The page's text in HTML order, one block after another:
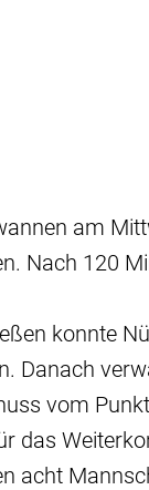
am
Nach 120
konnte
Danach
vom
das
acht